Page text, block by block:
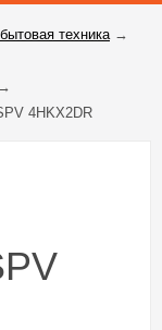
техника→
→
4HKX2DR